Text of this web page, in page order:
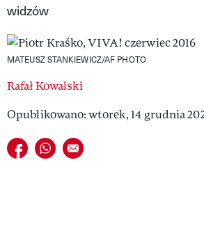
Kultura
Wideo
VIVA!LIFESTYLE
widzów
MATEUSZ STANKIEWICZ/AF PHOTO
Rafał Kowalski
Opublikowano: wtorek, 14 grudnia
Udostępnij na facebook
Udostępnij na whatsapp
E-mail do przyjaciela